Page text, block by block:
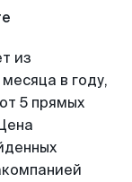
из
в году,
5 прямых